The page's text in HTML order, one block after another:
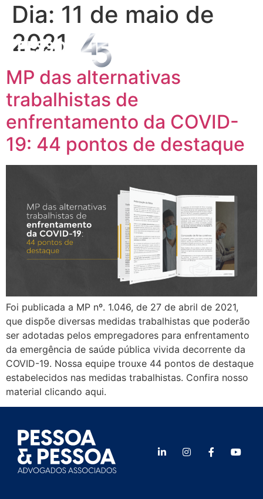
Dia: 11 de maio de
2021
MP das alternativas
trabalhistas de
enfrentamento da COVID-
19: 44 pontos de destaque
Foi publicada a MP nº. 1.046, de 27 de abril de 2021,
que dispõe diversas medidas trabalhistas que poderão
ser adotadas pelos empregadores para enfrentamento
da emergência de saúde pública vivida decorrente da
COVID-19. Nossa equipe trouxe 44 pontos de destaque
estabelecidos nas medidas trabalhistas. Confira nosso
material clicando aqui.